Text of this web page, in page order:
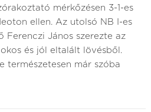
mérkőzésen 3-1-es
ellen. Az utolsó NB I-es
Ferenczi János szerezte az
és jól eltalált lövésből.
természetesen már szóba